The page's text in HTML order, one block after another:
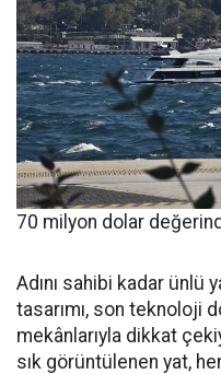
70 milyon dolar
Adını sahibi kadar ünlü
tasarımı, son teknoloji
mekânlarıyla dikkat
sık görüntülenen yat,